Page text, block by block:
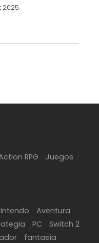
2025.
RPG Juegos
Aventura
PC
Switch 2
fantasía